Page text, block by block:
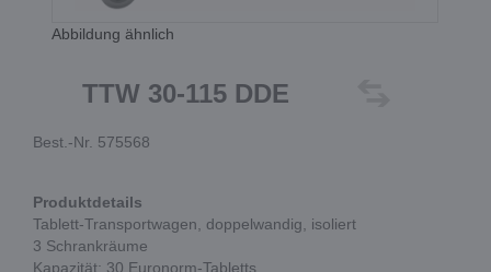
Abbildung ähnlich
TTW 30-115 DDE
Best.-Nr. 575568
Produktdetails
Tablett-Transportwagen, doppelwandig, isoliert
3 Schrankräume
Kapazität: 30 Euronorm-Tabletts